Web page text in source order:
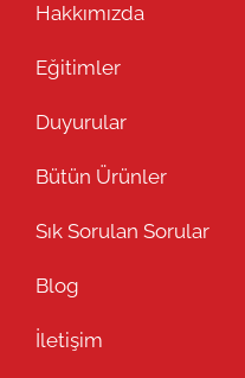
Hakkımızda
Eğitimler
Duyurular
Bütün Ürünler
Sık Sorulan Sorular
Blog
İletişim